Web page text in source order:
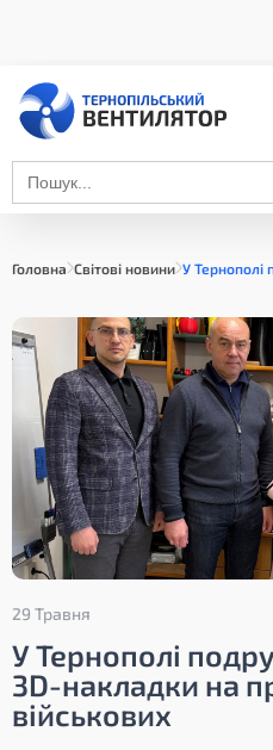
Search
for:
Головна Світові новини У Тернополі
29 Травня
У Тернополі
3D-накладки на
військових